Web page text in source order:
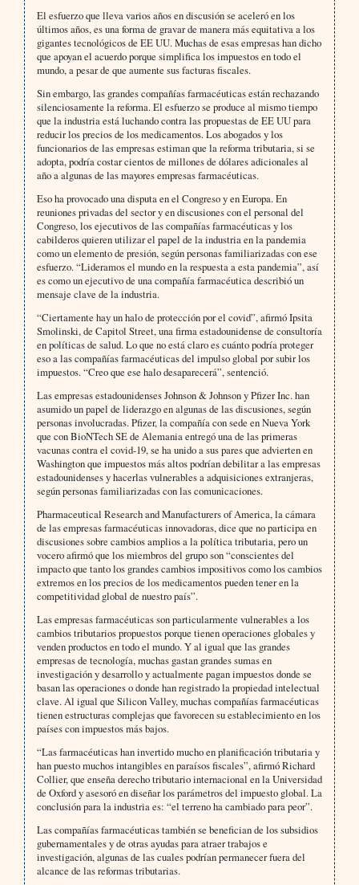
El esfuerzo que lleva varios años en discusión se aceleró en los
últimos años, es una forma de gravar de manera más equitativa a los
gigantes tecnológicos de EE UU. Muchas de esas empresas han dicho
que apoyan el acuerdo porque simplifica los impuestos en todo el
mundo, a pesar de que aumente sus facturas fiscales.
Sin embargo, las grandes compañías farmacéuticas están rechazando
silenciosamente la reforma. El esfuerzo se produce al mismo tiempo
que la industria está luchando contra las propuestas de EE UU para
reducir los precios de los medicamentos. Los abogados y los
funcionarios de las empresas estiman que la reforma tributaria, si se
adopta, podría costar cientos de millones de dólares adicionales al
año a algunas de las mayores empresas farmacéuticas.
Eso ha provocado una disputa en el Congreso y en Europa. En
reuniones privadas del sector y en discusiones con el personal del
Congreso, los ejecutivos de las compañías farmacéuticas y los
cabilderos quieren utilizar el papel de la industria en la pandemia
como un elemento de presión, según personas familiarizadas con ese
esfuerzo. “Lideramos el mundo en la respuesta a esta pandemia”, así
es como un ejecutivo de una compañía farmacéutica describió un
mensaje clave de la industria.
“Ciertamente hay un halo de protección por el covid”, afirmó Ipsita
Smolinski, de Capitol Street, una firma estadounidense de consultoría
en políticas de salud. Lo que no está claro es cuánto podría proteger
eso a las compañías farmacéuticas del impulso global por subir los
impuestos. “Creo que ese halo desaparecerá”, sentenció.
Las empresas estadounidenses Johnson & Johnson y Pfizer Inc. han
asumido un papel de liderazgo en algunas de las discusiones, según
personas involucradas. Pfizer, la compañía con sede en Nueva York
que con BioNTech SE de Alemania entregó una de las primeras
vacunas contra el covid-19, se ha unido a sus pares que advierten en
Washington que impuestos más altos podrían debilitar a las empresas
estadounidenses y hacerlas vulnerables a adquisiciones extranjeras,
según personas familiarizadas con las comunicaciones.
Pharmaceutical Research and Manufacturers of America, la cámara
de las empresas farmacéuticas innovadoras, dice que no participa en
discusiones sobre cambios amplios a la política tributaria, pero un
vocero afirmó que los miembros del grupo son “conscientes del
impacto que tanto los grandes cambios impositivos como los cambios
extremos en los precios de los medicamentos pueden tener en la
competitividad global de nuestro país”.
Las empresas farmacéuticas son particularmente vulnerables a los
cambios tributarios propuestos porque tienen operaciones globales y
venden productos en todo el mundo. Y al igual que las grandes
empresas de tecnología, muchas gastan grandes sumas en
investigación y desarrollo y actualmente pagan impuestos donde se
basan las operaciones o donde han registrado la propiedad intelectual
clave. Al igual que Silicon Valley, muchas compañías farmacéuticas
tienen estructuras complejas que favorecen su establecimiento en los
países con impuestos más bajos.
“Las farmacéuticas han invertido mucho en planificación tributaria y
han puesto muchos intangibles en paraísos fiscales”, afirmó Richard
Collier, que enseña derecho tributario internacional en la Universidad
de Oxford y asesoró en diseñar los parámetros del impuesto global. La
conclusión para la industria es: “el terreno ha cambiado para peor”.
Las compañías farmacéuticas también se benefician de los subsidios
gubernamentales y de otras ayudas para atraer trabajos e
investigación, algunas de las cuales podrían permanecer fuera del
alcance de las reformas tributarias.